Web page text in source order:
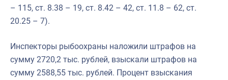
– 115, ст. 8.38 – 19, ст. 8.42 – 42, ст. 11.8 – 62, ст.
20.25 – 7).
Инспекторы рыбоохраны наложили штрафов на
сумму 2720,2 тыс. рублей, взыскали штрафов на
сумму 2588,55 тыс. рублей. Процент взыскания